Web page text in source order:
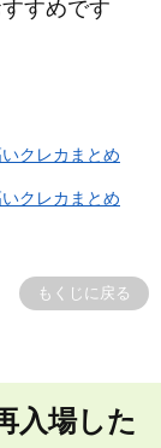
すめです
クレカまとめ
クレカまとめ
もくじに戻る
入場した